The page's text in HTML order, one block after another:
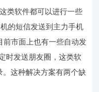
类软件都可以进行一些
的短信发送到主力手机
前市面上也有一些自动发
时发送朋友圈，这类软
。这种解决方案有两个缺